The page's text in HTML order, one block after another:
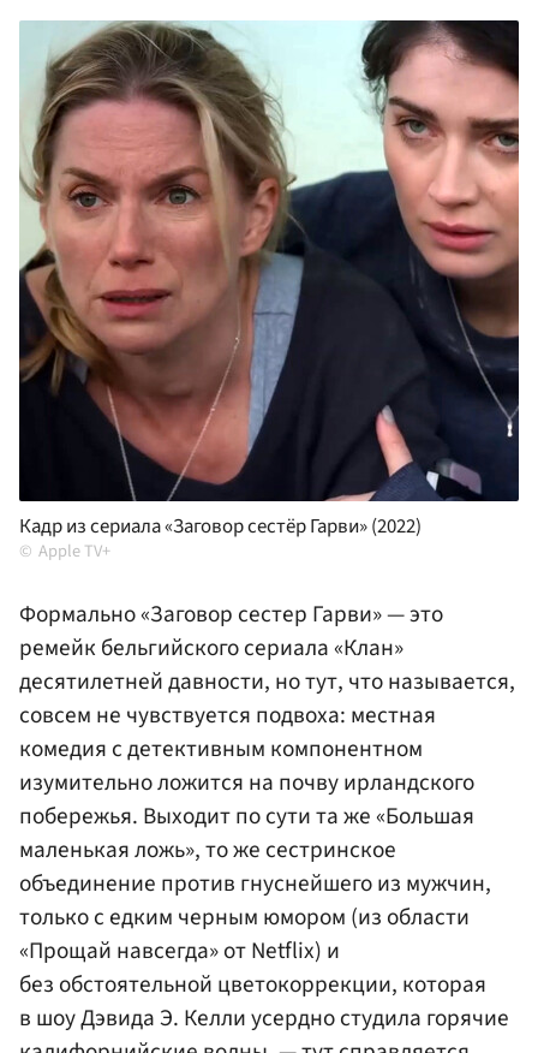
Кадр из сериала «Заговор сестёр Гарви» (2022)
Apple TV+
Формально «Заговор сестер Гарви» — это
ремейк бельгийского сериала «Клан»
десятилетней давности, но тут, что называется,
совсем не чувствуется подвоха: местная
комедия с детективным компонентном
изумительно ложится на почву ирландского
побережья. Выходит по сути та же «Большая
маленькая ложь», то же сестринское
объединение против гнуснейшего из мужчин,
только с едким черным юмором (из области
«Прощай навсегда» от Netflix) и
без обстоятельной цветокоррекции, которая
в шоу Дэвида Э. Келли усердно студила горячие